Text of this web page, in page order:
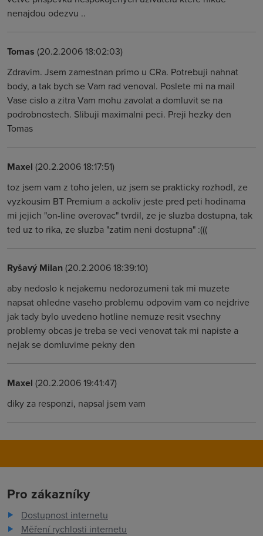
nenajdou odezvu ..
Tomas (20.2.2006 18:02:03)
Zdravim. Jsem zamestnan primo u CRa. Potrebuji nahnat
body, a tak bych se Vam rad venoval. Poslete mi na mail
Vase cislo a zitra Vam mohu zavolat a domluvit se na
podrobnostech. Slibuji maximalni peci. Preji hezky den
Tomas
Maxel (20.2.2006 18:17:51)
toz jsem vam z toho jelen, uz jsem se prakticky rozhodl, ze
vyzkousim BT Premium a ackoliv jeste pred peti hodinama
mi jejich "on-line overovac" tvrdil, ze je sluzba dostupna, tak
ted uz to rika, ze sluzba "zatim neni dostupna" :(((
Ryšavý Milan(20.2.2006 18:39:10)
aby nedoslo k nejakemu nedorozumeni tak mi muzete
napsat ohledne vaseho problemu odpovim vam co nejdrive
jak tady bylo uvedeno hotline nemuze resit vsechny
problemy obcas je treba se veci venovat tak mi napiste a
nejak se domluvime pekny den
Maxel (20.2.2006 19:41:47)
diky za responzi, napsal jsem vam
Pro zákazníky
Dostupnost internetu
Měření rychlosti internetu